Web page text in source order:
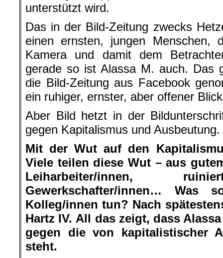
unterstützt wird.
Das in der Bild-Zeitung zwecks
einen ernsten, jungen
Kamera und damit dem
gerade so ist Alassa M. auch. Das
die Bild-Zeitung aus Facebook
ein ruhiger, ernster, aber offener
Aber Bild hetzt in der
gegen Kapitalismus und Ausbeutung.
Mit der Wut auf den
Viele teilen diese Wut – aus
Leiharbeiter/innen,
Gewerkschafter/innen… Was
Kolleg/innen tun? Nach
Hartz IV. All das zeigt, dass
gegen die von kapitalistischer
steht.